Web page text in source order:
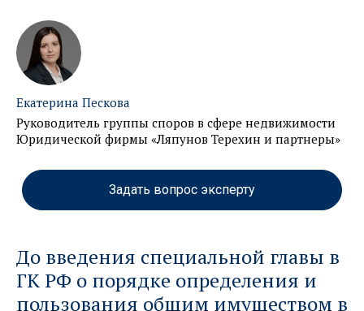
Екатерина Пескова
Руководитель группы споров в сфере недвижимости
Юридической фирмы «Ляпунов Терехин и партнеры»
Задать вопрос эксперту
До введения специальной главы в
ГК РФ о порядке определения и
пользования общим имуществом в